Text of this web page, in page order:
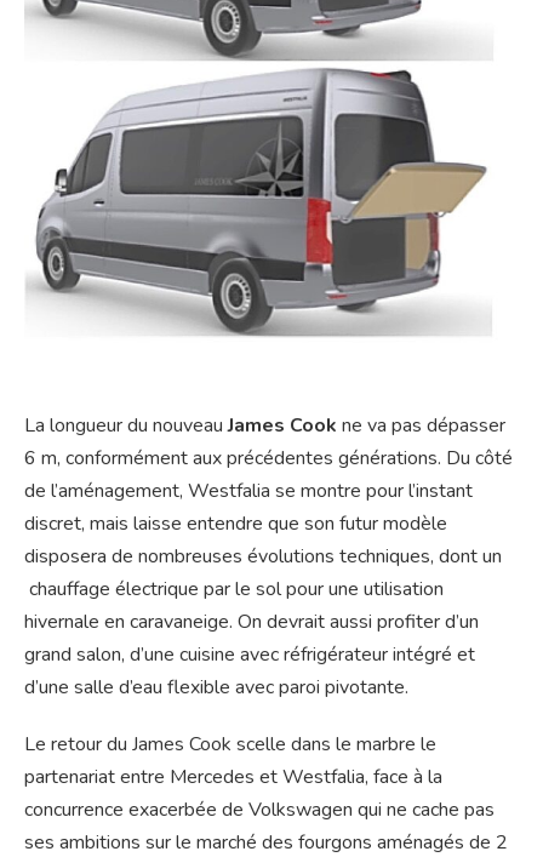
La longueur du nouveauJames Cook ne va pas dépasser
6 m, conformément aux précédentes générations. Du côté
de l’aménagement, Westfalia se montre pour l’instant
discret, mais laisse entendre que son futur modèle
disposera de nombreuses évolutions techniques, dont un
chauffage électrique par le sol pour une utilisation
hivernale en caravaneige. On devrait aussi profiter d’un
grand salon, d’une cuisine avec réfrigérateur intégré et
d’une salle d’eau flexible avec paroi pivotante.
Le retour du James Cook scelle dans le marbre le
partenariat entre Mercedes et Westfalia, face à la
concurrence exacerbée de Volkswagen qui ne cache pas
ses ambitions sur le marché des fourgons aménagés de 2